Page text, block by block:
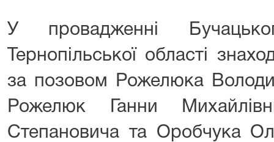
У провадженні
Тернопільської області
за позовом Рожелюка
Рожелюк Ганни
Степановича та Оробчука